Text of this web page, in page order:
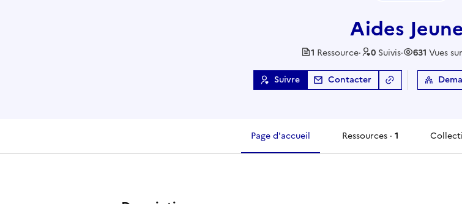
Aides
1 Ressource· 0 Suivis· 631 Vues
Suivre Contacter Copier le liende
Page d'accueil Ressources · 1